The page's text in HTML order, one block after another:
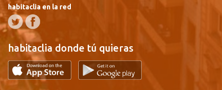
habitaclia en la red
habitaclia donde tú quieras